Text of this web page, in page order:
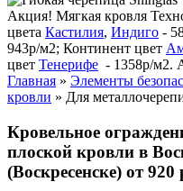
Акция! Мягкая кровля
цвета Кастилия, Индиго -
943р/м2; Континент цвет
цвет Тенерифе - 1358р/м2.
Главная » Элементы
кровли » Для
Кровельное
плоской кровли в
(Воскресенске) от 920